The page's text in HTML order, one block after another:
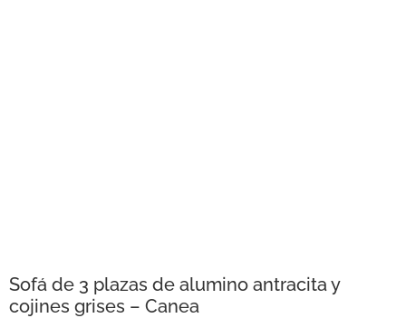
Sofá de 3 plazas de alumino antracita y
cojines grises – Canea